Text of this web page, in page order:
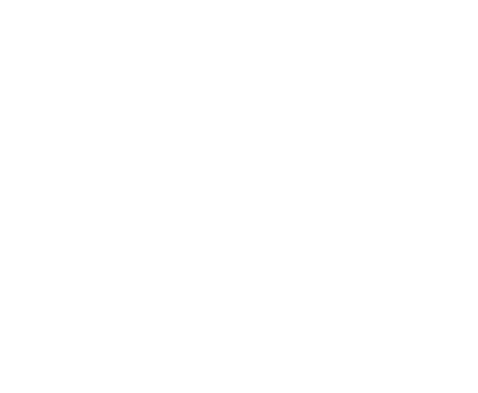
Mobilité et déplacement